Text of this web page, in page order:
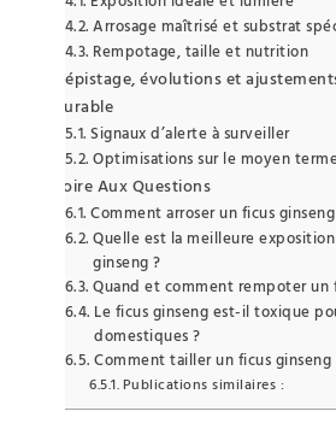
Arrosage maîtrisé et substrat
Rempotage, taille et nutrition
Dépistage, évolutions et
durable
Signaux d’alerte à surveiller
Optimisations sur le moyen
Foire Aux Questions
Comment arroser un ficus
Quelle est la meilleure
ginseng ?
Quand et comment rempoter un
Le ficus ginseng est-il toxique
domestiques ?
Comment tailler un ficus ginseng
Publications similaires :